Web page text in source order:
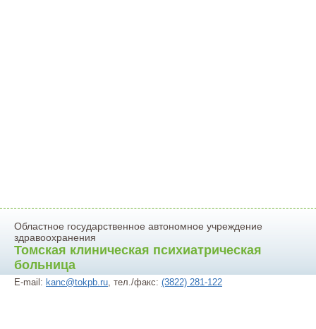
Областное государственное автономное учреждение
здравоохранения
Томская клиническая психиатрическая
больница
E-mail: kanc@tokpb.ru, тел./факс: (3822) 281-122